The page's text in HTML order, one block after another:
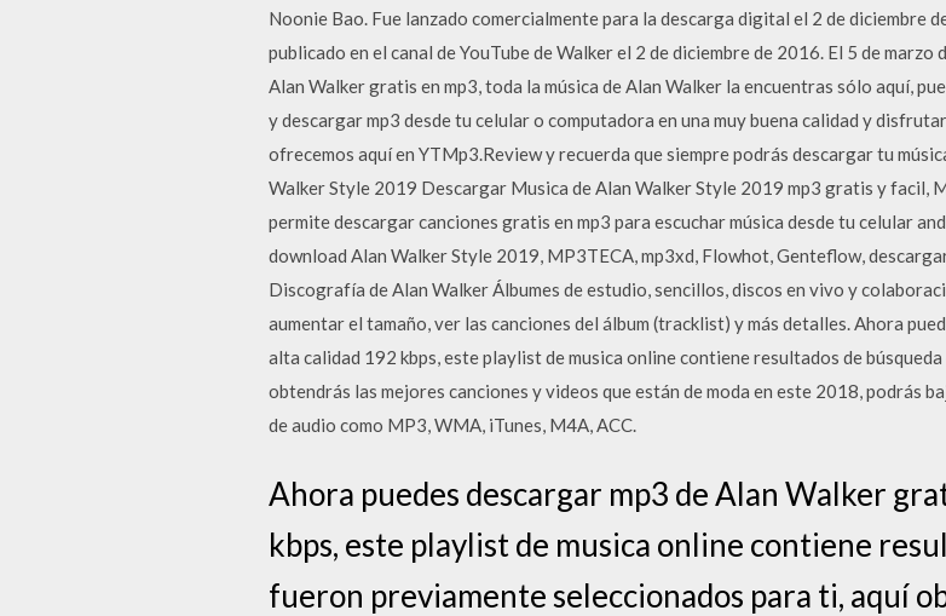
Noonie Bao. Fue lanzado comercialmente para la descarga digital el 2 de diciembre
publicado en el canal de YouTube de Walker el 2 de diciembre de 2016. El 5 de
Alan Walker gratis en mp3, toda la música de Alan Walker la encuentras sólo aquí,
y descargar mp3 desde tu celular o computadora en una muy buena calidad y
ofrecemos aquí en YTMp3.Review y recuerda que siempre podrás descargar tu
Walker Style 2019 Descargar Musica de Alan Walker Style 2019 mp3 gratis y facil,
permite descargar canciones gratis en mp3 para escuchar música desde tu celular
download Alan Walker Style 2019, MP3TECA, mp3xd, Flowhot, Genteflow,
Discografía de Alan Walker Álbumes de estudio, sencillos, discos en vivo y
aumentar el tamaño, ver las canciones del álbum (tracklist) y más detalles. Ahora
alta calidad 192 kbps, este playlist de musica online contiene resultados de
obtendrás las mejores canciones y videos que están de moda en este 2018, podrás
de audio como MP3, WMA, iTunes, M4A, ACC.
Ahora puedes descargar mp3 de Alan Walker
kbps, este playlist de musica online contiene
fueron previamente seleccionados para ti, aquí